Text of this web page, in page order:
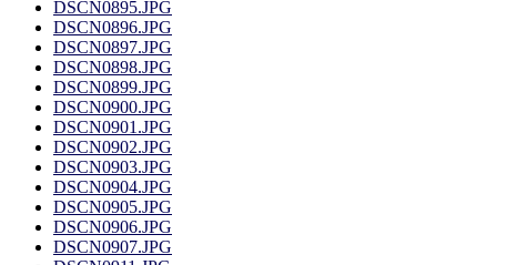
DSCN0895.JPG
DSCN0896.JPG
DSCN0897.JPG
DSCN0898.JPG
DSCN0899.JPG
DSCN0900.JPG
DSCN0901.JPG
DSCN0902.JPG
DSCN0903.JPG
DSCN0904.JPG
DSCN0905.JPG
DSCN0906.JPG
DSCN0907.JPG